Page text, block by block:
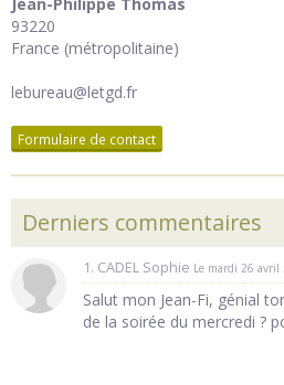
93220
France (métropolitaine)
lebureau@letgd.fr
Formulaire de contact
Derniers commentaires
1. CADEL Sophie Le mardi 26 avril
Salut mon Jean-Fi, génial
de la soirée du mercredi ?